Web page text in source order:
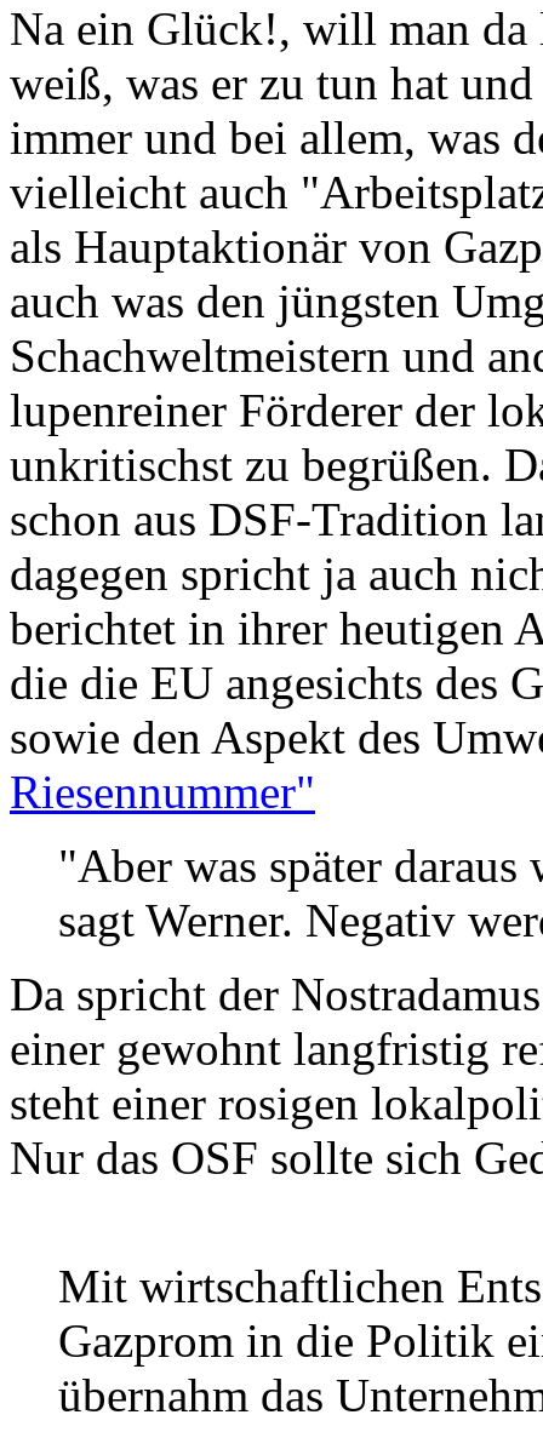
Na ein Glück!, will man da
weiß, was er zu tun hat
immer und bei allem, was
vielleicht auch
als Hauptaktionär von
auch was den jüngsten
Schachweltmeistern und
lupenreiner Förderer der
unkritischst zu begrüßen.
schon aus DSF-Tradition
dagegen spricht ja auch
berichtet in ihrer heutigen
die die EU angesichts des
sowie den Aspekt des
Riesennummer"
"Aber was später daraus
sagt Werner. Negativ
Da spricht der
einer gewohnt langfristig
steht einer rosigen
Nur das OSF sollte sich
Mit wirtschaftlichen
Gazprom in die Politik
übernahm das